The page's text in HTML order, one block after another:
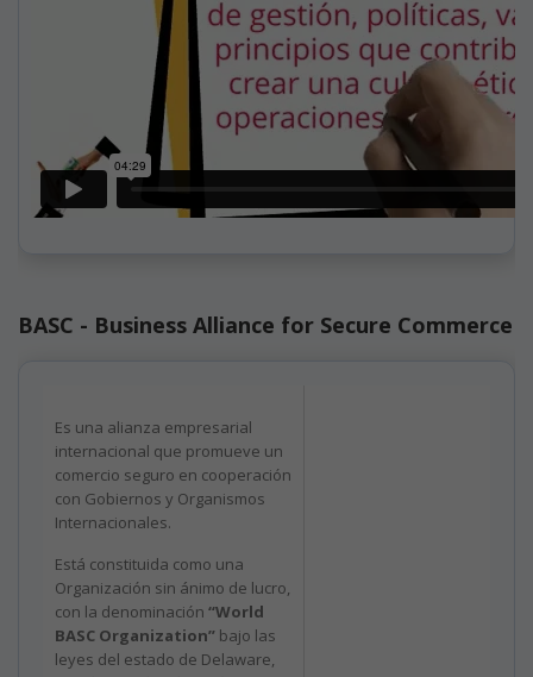
BASC - Business Alliance for Secure Commerce
Es una alianza empresarial
internacional que promueve un
comercio seguro en cooperación
con Gobiernos y Organismos
Internacionales.
Está constituida como una
Organización sin ánimo de lucro,
con la denominación “World
BASC Organization” bajo las
leyes del estado de Delaware,